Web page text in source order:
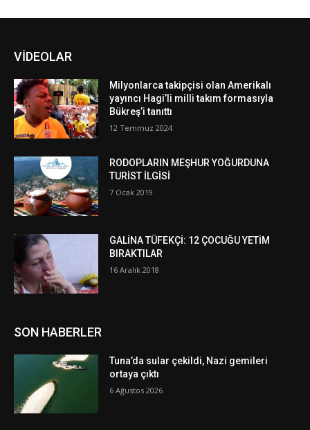
VİDEOLAR
Milyonlarca takipçisi olan Amerikalı
yayıncı Hagi’li milli takım formasıyla
Bükreş’i tanıttı
12 Temmuz 2024
RODOPLARIN MEŞHUR YOĞURDUNA
TURİST İLGİSİ
7 Ocak 2019
GALİNA TÜFEKÇİ: 12 ÇOCUĞU YETİM
BIRAKTILAR
16 Aralık 2018
SON HABERLER
Tuna’da sular çekildi, Nazi gemileri
ortaya çıktı
6 Ağustos 2026